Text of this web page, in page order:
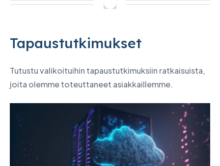
Tapaustutkimukset
Tutustu valikoituihin tapaustutkimuksiin ratkaisuista,
joita olemme toteuttaneet asiakkaillemme.